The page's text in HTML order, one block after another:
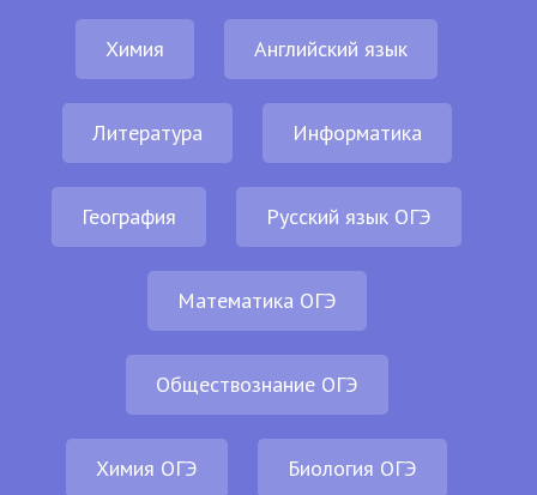
Химия Английский язык
Литература Информатика
География Русский язык ОГЭ
Математика ОГЭ
Обществознание ОГЭ
Химия ОГЭ Биология ОГЭ